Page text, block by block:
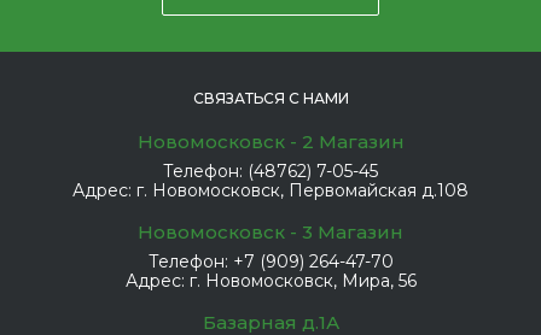
СВЯЗАТЬСЯ С НАМИ
Новомосковск - 2 Магазин
Телефон: (48762) 7-05-45
Адрес: г. Новомосковск, Первомайская д.108
Новомосковск - 3 Магазин
Телефон: +7 (909) 264-47-70
Адрес: г. Новомосковск, Мира, 56
Базарная д.1А